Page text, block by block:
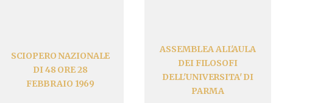
SCIOPERO NAZIONALE
DI 48 ORE 28
FEBBRAIO 1969
ASSEMBLEA ALL'AULA
DEI FILOSOFI
DELL'UNIVERSITA' DI
PARMA